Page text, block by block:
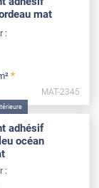
mat
:
*
MAT-2345
adhésif
océan
: